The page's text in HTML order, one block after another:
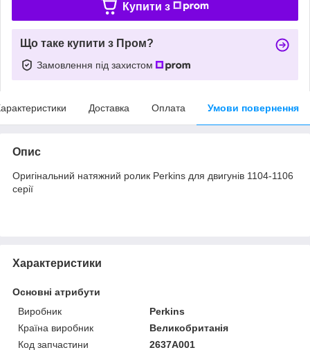
Купити з
Що таке купити з Пром?
Замовлення під захистом
Доставка Оплата Умови повернення
Опис
Оригінальний натяжний ролик Perkins для двигунів 1104-1106
серії
Характеристики
Основні атрибути
Виробник
Perkins
Країна виробник
Великобританія
Код запчастини
2637A001